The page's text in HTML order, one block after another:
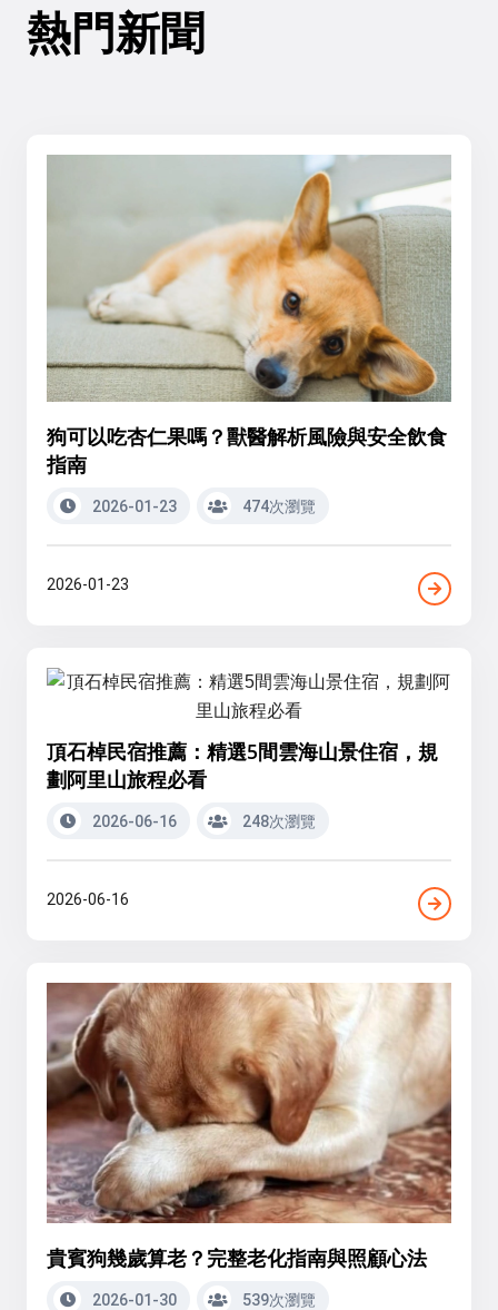
熱門新聞
狗可以吃杏仁果嗎？獸醫解析風險與安全飲食
指南
2026-01-23 474次瀏覽
2026-01-23
頂石棹民宿推薦：精選5間雲海山景住宿，規
劃阿里山旅程必看
2026-06-16 248次瀏覽
2026-06-16
貴賓狗幾歲算老？完整老化指南與照顧心法
2026-01-30 539次瀏覽